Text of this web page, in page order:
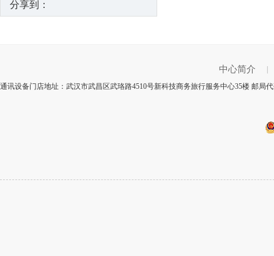
分享到：
中心简介
通讯设备门店地址：武汉市武昌区武珞路4510号新科技商务旅行服务中心35楼 邮局